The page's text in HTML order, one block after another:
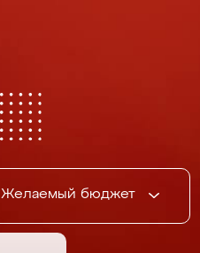
Желаемый бюджет